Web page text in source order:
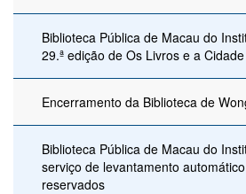
Biblioteca Pública de Macau do
29.ª edição de Os Livros e a Cidade
Encerramento da Biblioteca de
Biblioteca Pública de Macau do
serviço de levantamento
reservados